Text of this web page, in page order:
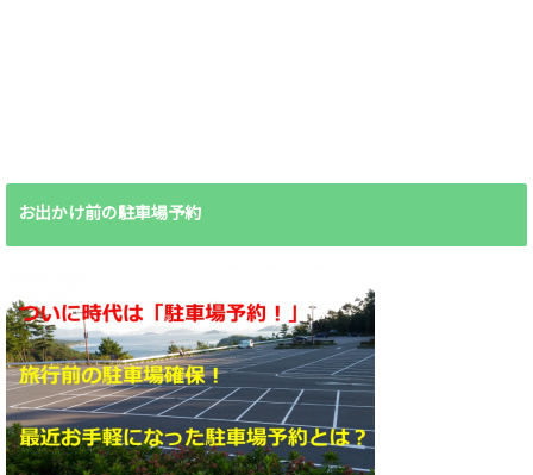
お出かけ前の駐車場予約